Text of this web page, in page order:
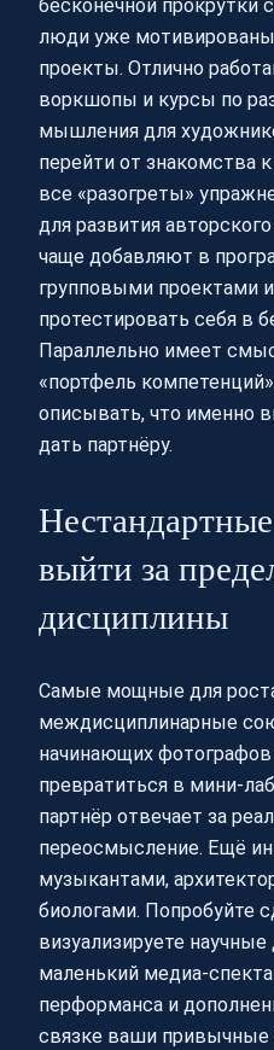
бесконечной прокрутки
люди уже
проекты. Отлично
воркшопы и курсы по
мышления для
перейти от знакомства
все «разогреты»
для развития
чаще добавляют в
групповыми проектами
протестировать себя в
Параллельно имеет
«портфель
описывать, что именно
дать партнёру.
выйти за
дисциплины
Самые мощные для
междисциплинарные
начинающих
превратиться в мини-
партнёр отвечает за
переосмысление. Ещё
музыкантами,
биологами. Попробуйте
визуализируете
маленький медиа-
перформанса и
связке ваши привычные